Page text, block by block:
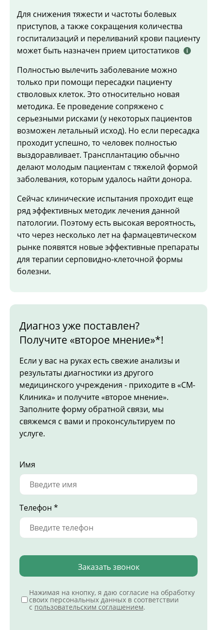
Для снижения тяжести и частоты болевых
приступов, а также сокращения количества
госпитализаций и переливаний крови пациенту
может быть назначен прием цитостатиков
Полностью вылечить заболевание можно
только при помощи пересадки пациенту
стволовых клеток. Это относительно новая
методика. Ее проведение сопряжено с
серьезными рисками (у некоторых пациентов
возможен летальный исход). Но если пересадка
проходит успешно, то человек полностью
выздоравливает. Трансплантацию обычно
делают молодым пациентам с тяжелой формой
заболевания, которым удалось найти донора.
Сейчас клинические испытания проходит еще
ряд эффективных методик лечения данной
патологии. Поэтому есть высокая вероятность,
что через несколько лет на фармацевтическом
рынке появятся новые эффективные препараты
для терапии серповидно-клеточной формы
болезни.
Диагноз уже поставлен?
Получите «второе мнение»*!
Если у вас на руках есть свежие анализы и
результаты диагностики из другого
медицинского учреждения - приходите в «СМ-
Клиника» и получите «второе мнение».
Заполните форму обратной связи, мы
свяжемся с вами и проконсультируем по
услуге.
Имя
Телефон *
Заказать звонок
Нажимая на кнопку, я даю согласие на обработку
своих персональных данных в соответствии
с пользовательским соглашением.